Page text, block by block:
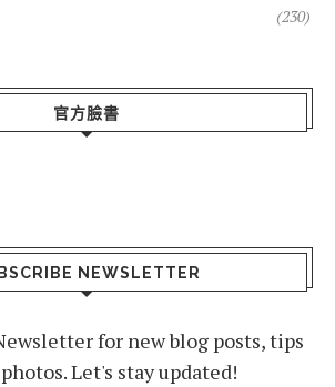
(230)
官方臉書
NEWSLETTER
for new blog posts, tips
Let's stay updated!